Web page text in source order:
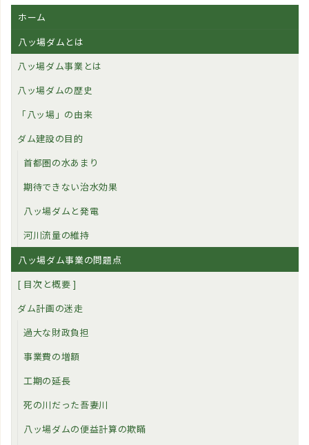
ホーム
八ッ場ダムとは
八ッ場ダム事業とは
八ッ場ダムの歴史
「八ッ場」の由来
ダム建設の目的
首都圏の水あまり
期待できない治水効果
八ッ場ダムと発電
河川流量の維持
八ッ場ダム事業の問題点
[ 目次と概要 ]
ダム計画の迷走
過大な財政負担
事業費の増額
工期の延長
死の川だった吾妻川
八ッ場ダムの便益計算の欺瞞